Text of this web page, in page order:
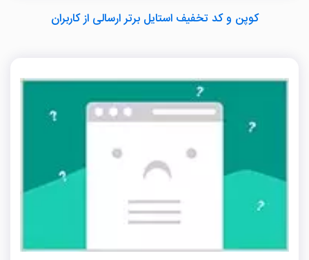
کوپن و کد تخفیف استایل برتر ارسالی از کاربران